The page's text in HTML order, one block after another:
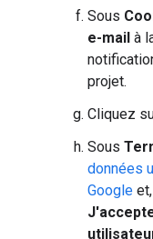
Sous
e-mail à
projet.
Cliquez
Sous
données
Google